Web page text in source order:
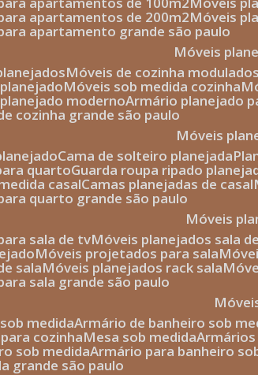
para apartamentos de 200m2 móveis
para apartamento grande são paulo
móveis
móveis de cozinha modulados
móveis sob medida cozinha
moderno armário planejado
cozinha grande são paulo
móveis
cama de solteiro planejada
quarto guarda roupa ripado
casal camas planejadas de casal
quarto grande são paulo
móveis
sala de tv
móveis planejados sala
móveis projetados para sala
sala móveis planejados rack sala
sala grande são paulo
medida armário de banheiro sob
para cozinha mesa sob medida
sob medida armário para banheiro
grande são paulo